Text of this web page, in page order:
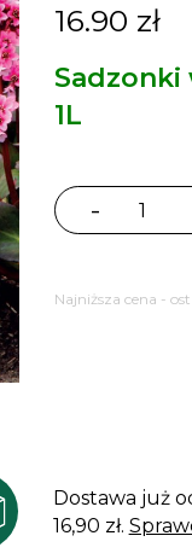
podstawie
oceny klienta
16.90 zł
1L
-
ilość
Dragonfly
Najniższa cena -
Dostawa już
16,90 zł.